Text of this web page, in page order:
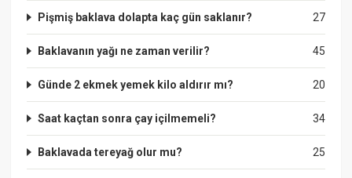
27
Pişmiş baklava dolapta kaç gün saklanır?
45
Baklavanın yağı ne zaman verilir?
20
Günde 2 ekmek yemek kilo aldırır mı?
34
Saat kaçtan sonra çay içilmemeli?
25
Baklavada tereyağ olur mu?